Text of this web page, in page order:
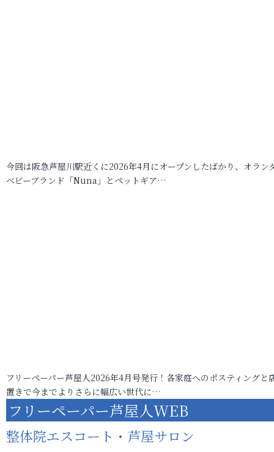
今回は阪急芦屋川駅近くに2026年4月にオープンしたばかり、オラン
ベビーブランド「Nuna」とペットギア…
フリーペーパー芦屋人2026年4月号発行！各家庭へのポスティングと
置きで今までよりさらに幅広い世代に…
フリーペーパー芦屋人WEB
整体院エスコート・芦屋サロン